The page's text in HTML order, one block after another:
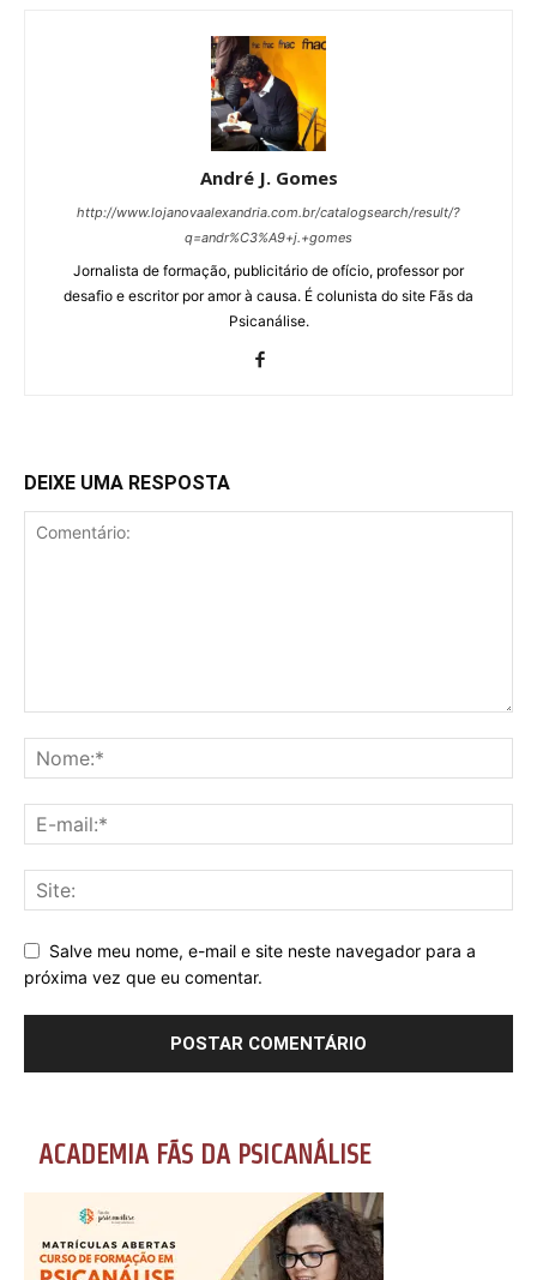
André J. Gomes
http://www.lojanovaalexandria.com.br/catalogsearch/result/?
q=andr%C3%A9+j.+gomes
Jornalista de formação, publicitário de ofício, professor por
desafio e escritor por amor à causa. É colunista do site Fãs da
Psicanálise.
DEIXE UMA RESPOSTA
Salve meu nome, e-mail e site neste navegador para a
próxima vez que eu comentar.
ACADEMIA FÃS DA PSICANÁLISE